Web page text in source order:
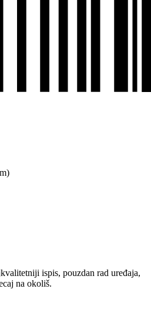
ispis, pouzdan rad uređaja,
na okoliš.